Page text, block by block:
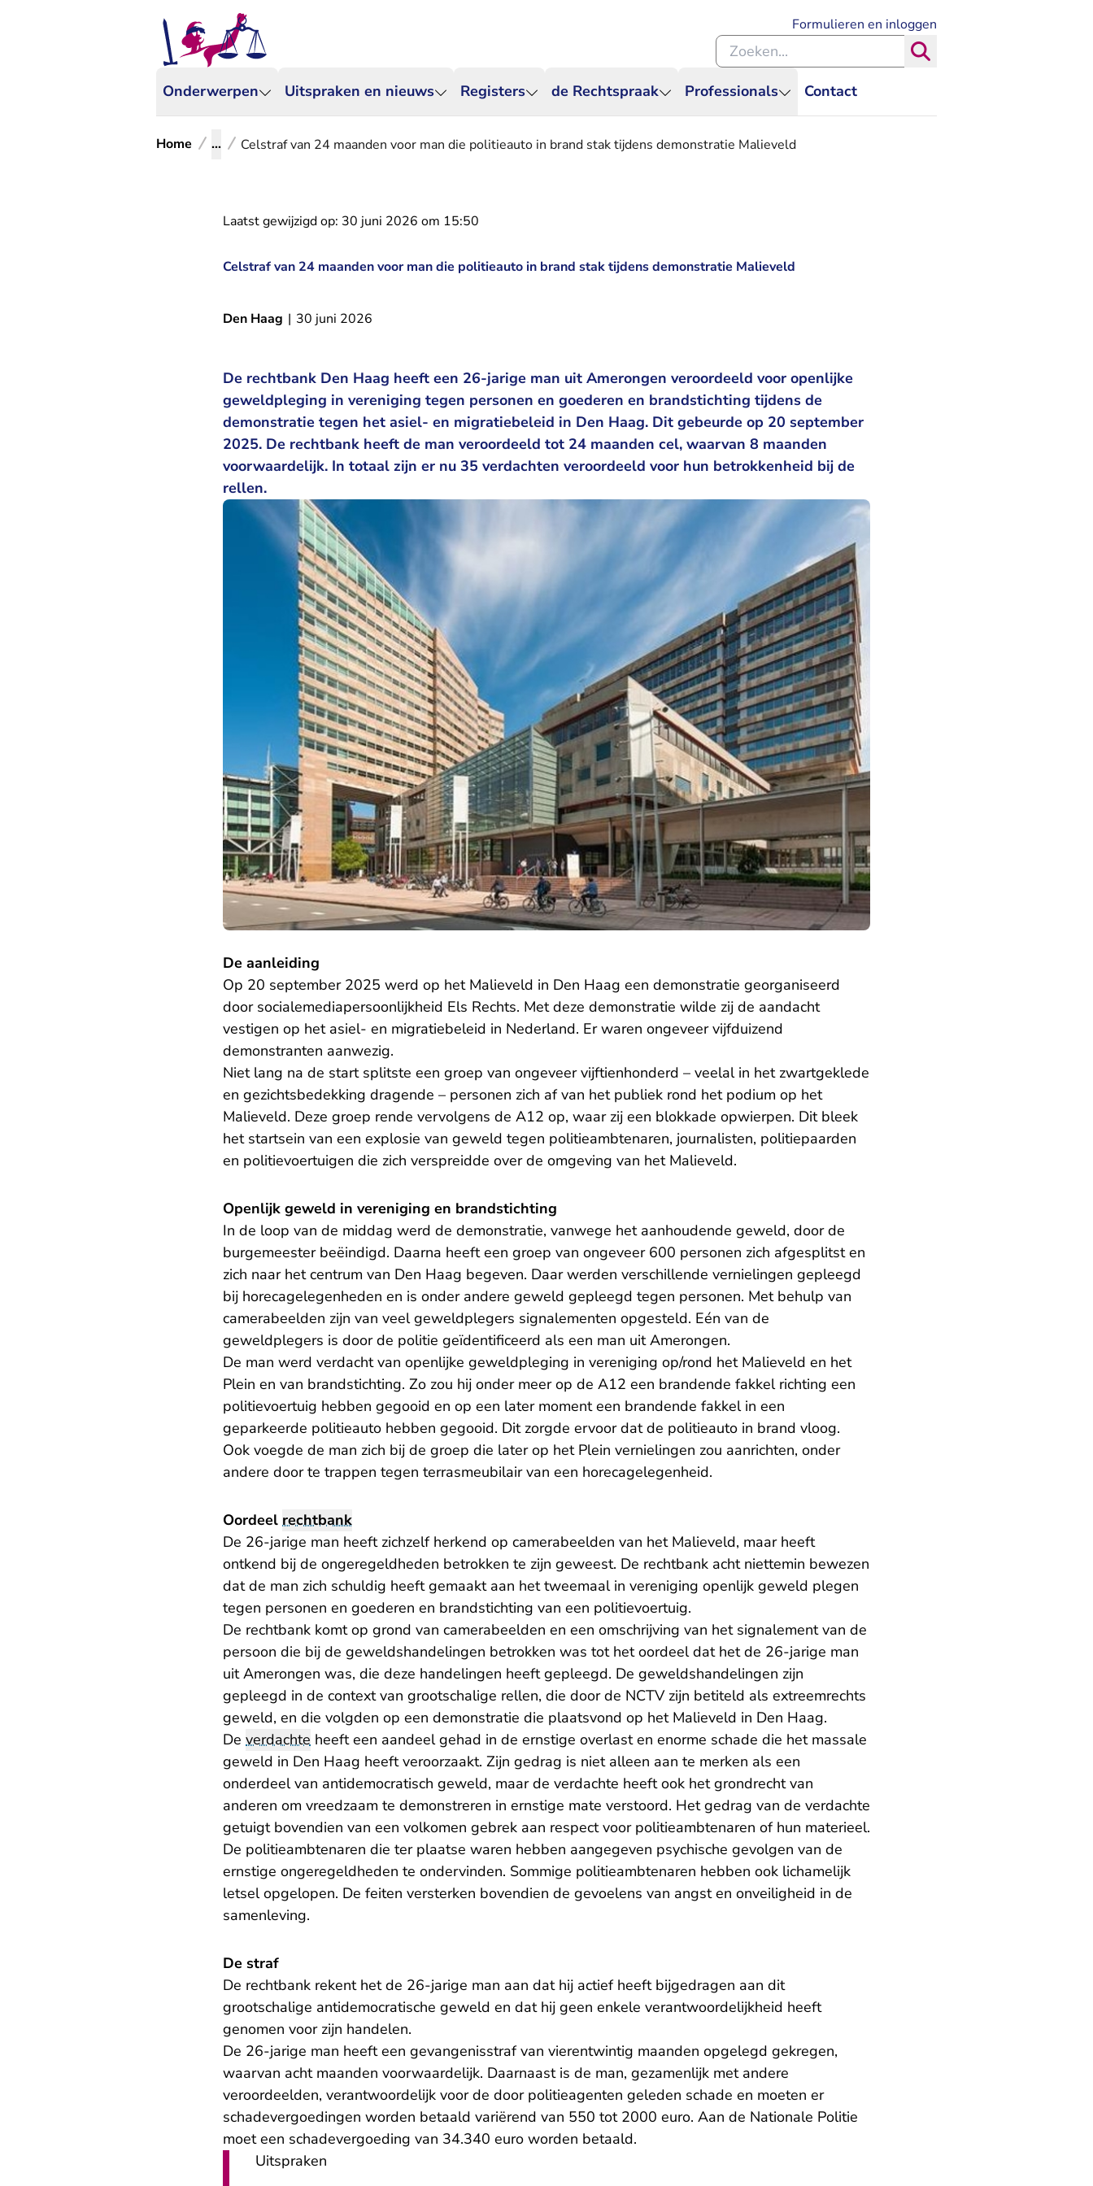
Onderwerpen Uitspraken en nieuws Registers de Rechtspraak Professionals Contact
Formulieren en inloggen
Zoeken binnen de Rechtspraak
Home ... Celstraf van 24 maanden voor man die politieauto in brand stak tijdens demonstratie Malieveld
Laatst gewijzigd op: 30 juni 2026 om 15:50
Celstraf van 24 maanden voor man die politieauto in brand stak tijdens demonstratie Malieveld
Den Haag | 30 juni 2026
De rechtbank Den Haag heeft een 26-jarige man uit Amerongen veroordeeld voor openlijke
geweldpleging in vereniging tegen personen en goederen en brandstichting tijdens de
demonstratie tegen het asiel- en migratiebeleid in Den Haag. Dit gebeurde op 20 september
2025. De rechtbank heeft de man veroordeeld tot 24 maanden cel, waarvan 8 maanden
voorwaardelijk. In totaal zijn er nu 35 verdachten veroordeeld voor hun betrokkenheid bij de
rellen.
De aanleiding
Op 20 september 2025 werd op het Malieveld in Den Haag een demonstratie georganiseerd
door socialemediapersoonlijkheid Els Rechts. Met deze demonstratie wilde zij de aandacht
vestigen op het asiel- en migratiebeleid in Nederland. Er waren ongeveer vijfduizend
demonstranten aanwezig.
Niet lang na de start splitste een groep van ongeveer vijftienhonderd – veelal in het zwartgeklede
en gezichtsbedekking dragende – personen zich af van het publiek rond het podium op het
Malieveld. Deze groep rende vervolgens de A12 op, waar zij een blokkade opwierpen. Dit bleek
het startsein van een explosie van geweld tegen politieambtenaren, journalisten, politiepaarden
en politievoertuigen die zich verspreidde over de omgeving van het Malieveld.
Openlijk geweld in vereniging en brandstichting
In de loop van de middag werd de demonstratie, vanwege het aanhoudende geweld, door de
burgemeester beëindigd. Daarna heeft een groep van ongeveer 600 personen zich afgesplitst en
zich naar het centrum van Den Haag begeven. Daar werden verschillende vernielingen gepleegd
bij horecagelegenheden en is onder andere geweld gepleegd tegen personen. Met behulp van
camerabeelden zijn van veel geweldplegers signalementen opgesteld. Eén van de
geweldplegers is door de politie geïdentificeerd als een man uit Amerongen.
De man werd verdacht van openlijke geweldpleging in vereniging op/rond het Malieveld en het
Plein en van brandstichting. Zo zou hij onder meer op de A12 een brandende fakkel richting een
politievoertuig hebben gegooid en op een later moment een brandende fakkel in een
geparkeerde politieauto hebben gegooid. Dit zorgde ervoor dat de politieauto in brand vloog.
Ook voegde de man zich bij de groep die later op het Plein vernielingen zou aanrichten, onder
andere door te trappen tegen terrasmeubilair van een horecagelegenheid.
Oordeel rechtbank
De 26-jarige man heeft zichzelf herkend op camerabeelden van het Malieveld, maar heeft
ontkend bij de ongeregeldheden betrokken te zijn geweest. De rechtbank acht niettemin bewezen
dat de man zich schuldig heeft gemaakt aan het tweemaal in vereniging openlijk geweld plegen
tegen personen en goederen en brandstichting van een politievoertuig.
De rechtbank komt op grond van camerabeelden en een omschrijving van het signalement van de
persoon die bij de geweldshandelingen betrokken was tot het oordeel dat het de 26-jarige man
uit Amerongen was, die deze handelingen heeft gepleegd. De geweldshandelingen zijn
gepleegd in de context van grootschalige rellen, die door de NCTV zijn betiteld als extreemrechts
geweld, en die volgden op een demonstratie die plaatsvond op het Malieveld in Den Haag.
De verdachte heeft een aandeel gehad in de ernstige overlast en enorme schade die het massale
geweld in Den Haag heeft veroorzaakt. Zijn gedrag is niet alleen aan te merken als een
onderdeel van antidemocratisch geweld, maar de verdachte heeft ook het grondrecht van
anderen om vreedzaam te demonstreren in ernstige mate verstoord. Het gedrag van de verdachte
getuigt bovendien van een volkomen gebrek aan respect voor politieambtenaren of hun materieel.
De politieambtenaren die ter plaatse waren hebben aangegeven psychische gevolgen van de
ernstige ongeregeldheden te ondervinden. Sommige politieambtenaren hebben ook lichamelijk
letsel opgelopen. De feiten versterken bovendien de gevoelens van angst en onveiligheid in de
samenleving.
De straf
De rechtbank rekent het de 26-jarige man aan dat hij actief heeft bijgedragen aan dit
grootschalige antidemocratische geweld en dat hij geen enkele verantwoordelijkheid heeft
genomen voor zijn handelen.
De 26-jarige man heeft een gevangenisstraf van vierentwintig maanden opgelegd gekregen,
waarvan acht maanden voorwaardelijk. Daarnaast is de man, gezamenlijk met andere
veroordeelden, verantwoordelijk voor de door politieagenten geleden schade en moeten er
schadevergoedingen worden betaald variërend van 550 tot 2000 euro. Aan de Nationale Politie
moet een schadevergoeding van 34.340 euro worden betaald.
Uitspraken